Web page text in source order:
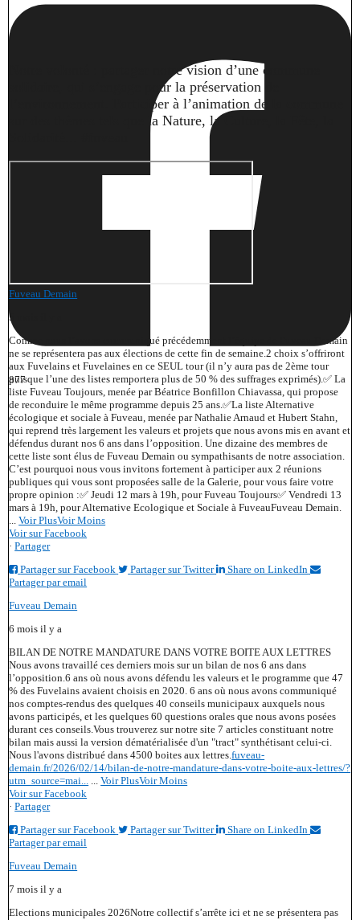
877
Notre volonté : partager notre vision d’une commune
solidaire, qui s’engage pour la préservation de
l’environnement. Participer à l’animation de la commune
sur des thèmes tels que la Nature, la Culture, la Fête, la
Fuveau Demain
5 mois il y a
Comme nous l’avons communiqué précédemment l’équipe de Fuveau Demain
ne se représentera pas aux élections de cette fin de semaine.2 choix s’offriront
aux Fuvelains et Fuvelaines en ce SEUL tour (il n’y aura pas de 2ème tour
puisque l’une des listes remportera plus de 50 % des suffrages exprimés).✅ La
liste Fuveau Toujours, menée par Béatrice Bonfillon Chiavassa, qui propose
de reconduire le même programme depuis 25 ans.✅La liste Alternative
écologique et sociale à Fuveau, menée par Nathalie Arnaud et Hubert Stahn,
qui reprend très largement les valeurs et projets que nous avons mis en avant et
défendus durant nos 6 ans dans l’opposition. Une dizaine des membres de
cette liste sont élus de Fuveau Demain ou sympathisants de notre association.
C’est pourquoi nous vous invitons fortement à participer aux 2 réunions
publiques qui vous sont proposées salle de la Galerie, pour vous faire votre
propre opinion :✅ Jeudi 12 mars à 19h, pour Fuveau Toujours✅ Vendredi 13
mars à 19h, pour Alternative Ecologique et Sociale à FuveauFuveau Demain.
...Voir PlusVoir Moins
Voir sur Facebook
· Partager
Partager sur Facebook
Partager sur Twitter
Share on LinkedIn
Partager par email
Fuveau Demain
6 mois il y a
BILAN DE NOTRE MANDATURE DANS VOTRE BOITE AUX LETTRES
Nous avons travaillé ces derniers mois sur un bilan de nos 6 ans dans
l’opposition.6 ans où nous avons défendu les valeurs et le programme que 47
% des Fuvelains avaient choisis en 2020. 6 ans où nous avons communiqué
nos comptes-rendus des quelques 40 conseils municipaux auxquels nous
avons participés, et les quelques 60 questions orales que nous avons posées
durant ces conseils.Vous trouverez sur notre site 7 articles constituant notre
bilan mais aussi la version dématérialisée d'un "tract" synthétisant celui-ci.
Nous l'avons distribué dans 4500 boites aux lettres.fuveau-
demain.fr/2026/02/14/bilan-de-notre-mandature-dans-votre-boite-aux-lettres/?
utm_source=mai...
...Voir PlusVoir Moins
Voir sur Facebook
· Partager
Partager sur Facebook
Partager sur Twitter
Share on LinkedIn
Partager par email
Fuveau Demain
7 mois il y a
Elections municipales 2026Notre collectif s’arrête ici et ne se présentera pas